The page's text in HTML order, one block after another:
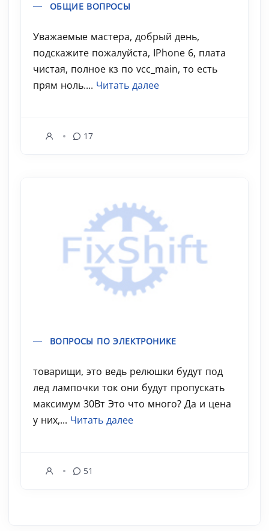
ОБЩИЕ ВОПРОСЫ
Уважаемые мастера, добрый день,
подскажите пожалуйста, IPhone 6, плата
чистая, полное кз по vcc_main, то есть
прям ноль.... Читать далее
17
ВОПРОСЫ ПО ЭЛЕКТРОНИКЕ
товарищи, это ведь релюшки будут под
лед лампочки ток они будут пропускать
максимум 30Вт Это что много? Да и цена
у них,... Читать далее
51